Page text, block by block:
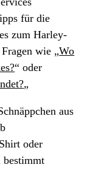
für die
zum Harley-
wie „Wo
“ oder
„
aus
oder